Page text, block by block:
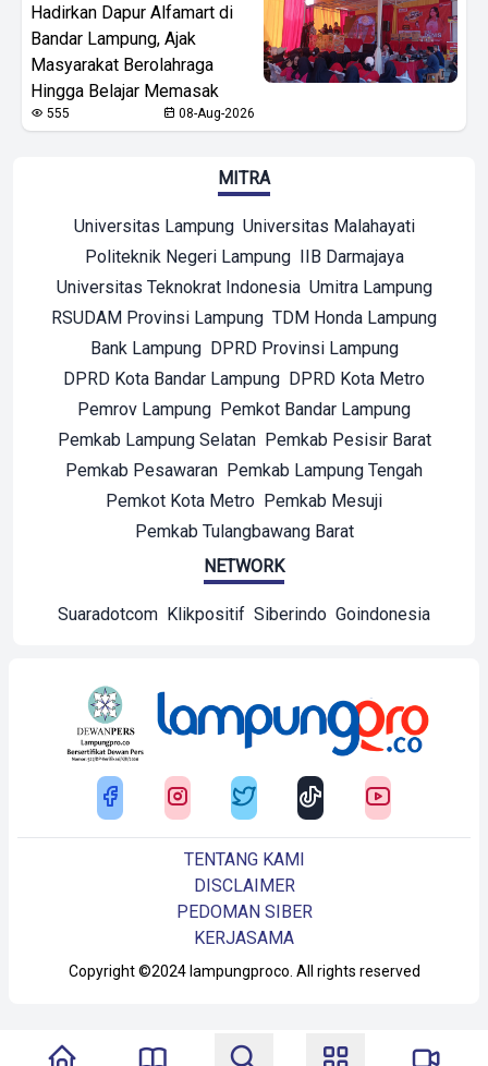
Hadirkan Dapur Alfamart di
Bandar Lampung, Ajak
Masyarakat Berolahraga
Hingga Belajar Memasak
555 08-Aug-2026
MITRA
Universitas Lampung Universitas Malahayati
Politeknik Negeri Lampung
IIB Darmajaya
Universitas Teknokrat Indonesia Umitra Lampung
RSUDAM Provinsi Lampung TDM Honda Lampung
Bank Lampung
DPRD Provinsi Lampung
DPRD Kota Bandar Lampung DPRD Kota Metro
Pemrov Lampung Pemkot Bandar Lampung
Pemkab Lampung Selatan
Pemkab Pesisir Barat
Pemkab Pesawaran Pemkab Lampung Tengah
Pemkot Kota Metro Pemkab Mesuji
Pemkab Tulangbawang Barat
NETWORK
Suaradotcom Klikpositif Siberindo Goindonesia
Copyright ©2024 lampungproco. All rights reserved
TENTANG KAMI
DISCLAIMER
PEDOMAN SIBER
KERJASAMA